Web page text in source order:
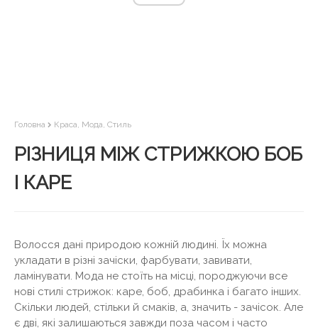
Головна Краса, Мода, Стиль
РІЗНИЦЯ МІЖ СТРИЖКОЮ БОБ
І КАРЕ
Волосся дані природою кожній людині. Їх можна
укладати в різні зачіски, фарбувати, завивати,
ламінувати. Мода не стоїть на місці, породжуючи все
нові стилі стрижок: каре, боб, драбинка і багато інших.
Скільки людей, стільки й смаків, а, значить - зачісок. Але
є дві, які залишаються завжди поза часом і часто